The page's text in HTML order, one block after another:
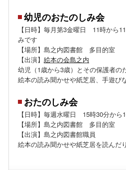
幼児のおたのしみ会
【日時】毎月第3金曜日 11時から
みです
【場所】島之内図書館 多目的室
【出演】 絵本の会島之内
幼児（1歳から3歳）とその保護者の
絵本の読み聞かせや紙芝居、手遊び
おたのしみ会
【日時】毎週水曜日 15時30分から
【場所】島之内図書館 多目的室
【出演】島之内図書館職員
絵本の読み聞かせや紙芝居を読んだ